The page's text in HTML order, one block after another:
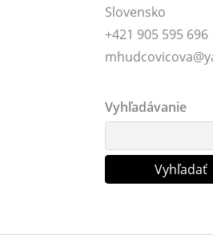
Slovensko
+421 905 595 696
Vyhľadávanie